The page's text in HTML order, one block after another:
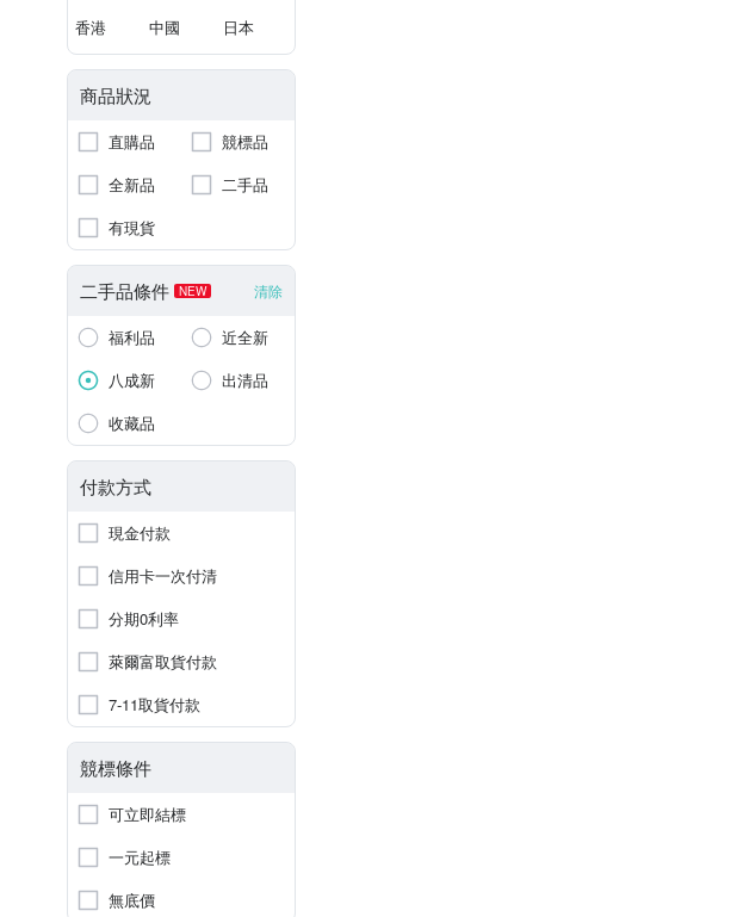
香港 中國 日本
商品狀況
直購品
競標品
全新品
二手品
有現貨
二手品條件 NEW 清除
福利品
近全新
八成新
出清品
收藏品
付款方式
現金付款
信用卡一次付清
分期0利率
萊爾富取貨付款
7-11取貨付款
競標條件
可立即結標
一元起標
無底價